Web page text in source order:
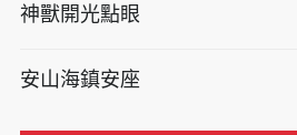
神獸開光點眼
安山海鎮安座